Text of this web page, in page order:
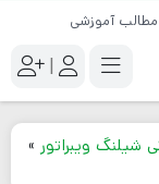
مطالب آموزشی
|
شیلنگ ویبراتور »